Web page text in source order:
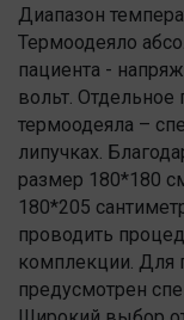
Диапазон
Термоодеяло
пациента -
вольт.
термоодеяла –
липучках.
размер 180*180
180*205
проводить
комплекции. Для
предусмотрен